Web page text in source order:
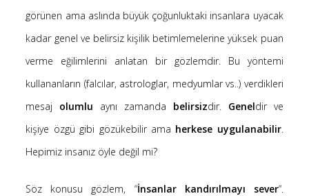
Kitap Tavsiyesi(47)
görünen ama aslında büyük çoğunluktaki insanlara uyacak
kadar genel ve belirsiz kişilik betimlemelerine yüksek puan
verme eğilimlerini anlatan bir gözlemdir. Bu yöntemi
kullananların (falcılar, astrologlar, medyumlar vs..) verdikleri
mesaj olumlu aynı zamanda belirsizdir. Geneldir ve
kişiye özgü gibi gözükebilir ama herkese uygulanabilir.
Hepimiz insanız öyle değil mi?
Söz konusu gözlem, “İnsanlar kandırılmayı sever“.